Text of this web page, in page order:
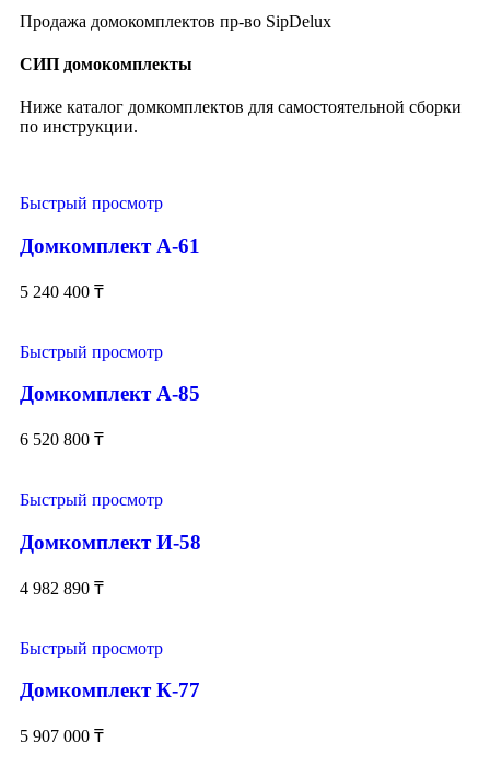
Продажа домокомплектов пр-во SipDelux
СИП домокомплекты
Ниже каталог домкомплектов для самостоятельной сборки
по инструкции.
Быстрый просмотр
Домкомплект А-61
5 240 400 ₸
Быстрый просмотр
Домкомплект А-85
6 520 800 ₸
Быстрый просмотр
Домкомплект И-58
4 982 890 ₸
Быстрый просмотр
Домкомплект К-77
5 907 000 ₸